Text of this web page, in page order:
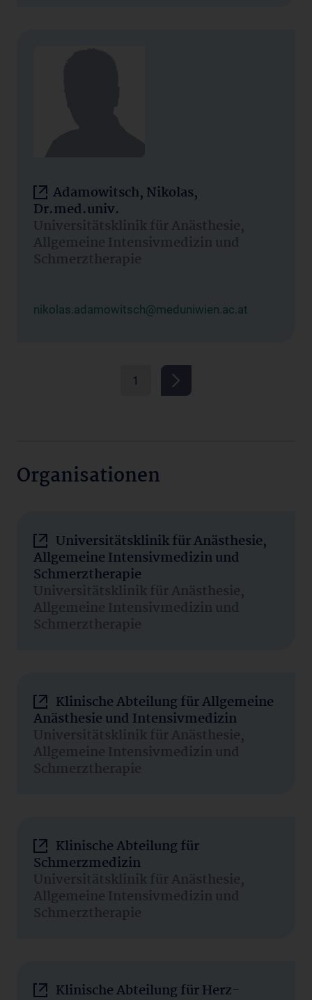
Adamowitsch, Nikolas,
Dr.med.univ.
Universitätsklinik für Anästhesie,
Allgemeine Intensivmedizin und
Schmerztherapie
nikolas.adamowitsch@meduniwien.ac.at
1
Organisationen
Universitätsklinik für Anästhesie,
Allgemeine Intensivmedizin und
Schmerztherapie
Universitätsklinik für Anästhesie,
Allgemeine Intensivmedizin und
Schmerztherapie
Klinische Abteilung für Allgemeine
Anästhesie und Intensivmedizin
Universitätsklinik für Anästhesie,
Allgemeine Intensivmedizin und
Schmerztherapie
Klinische Abteilung für
Schmerzmedizin
Universitätsklinik für Anästhesie,
Allgemeine Intensivmedizin und
Schmerztherapie
Klinische Abteilung für Herz-